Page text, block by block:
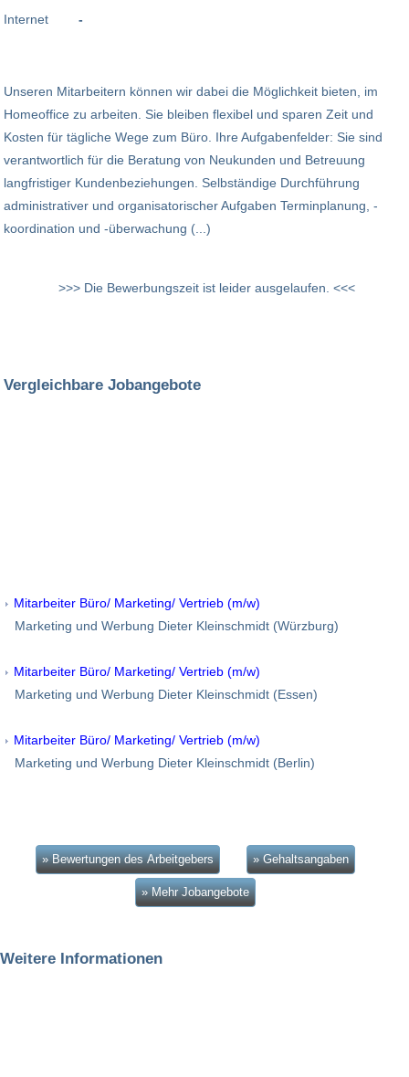
Internet -
Unseren Mitarbeitern können wir dabei die Möglichkeit bieten, im
Homeoffice zu arbeiten. Sie bleiben flexibel und sparen Zeit und
Kosten für tägliche Wege zum Büro. Ihre Aufgabenfelder: Sie sind
verantwortlich für die Beratung von Neukunden und Betreuung
langfristiger Kundenbeziehungen. Selbständige Durchführung
administrativer und organisatorischer Aufgaben Terminplanung, -
koordination und -überwachung (...)
>>> Die Bewerbungszeit ist leider ausgelaufen. <<<
Vergleichbare Jobangebote
Mitarbeiter Büro/ Marketing/ Vertrieb (m/w)
Marketing und Werbung Dieter Kleinschmidt (Würzburg)
Mitarbeiter Büro/ Marketing/ Vertrieb (m/w)
Marketing und Werbung Dieter Kleinschmidt (Essen)
Mitarbeiter Büro/ Marketing/ Vertrieb (m/w)
Marketing und Werbung Dieter Kleinschmidt (Berlin)
» Bewertungen des Arbeitgebers » Gehaltsangaben
» Mehr Jobangebote
Weitere Informationen